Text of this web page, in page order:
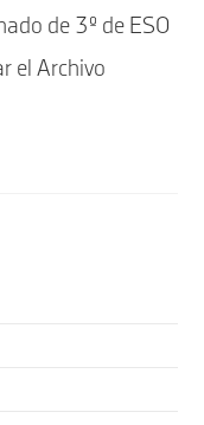
de 3º de ESO
el Archivo